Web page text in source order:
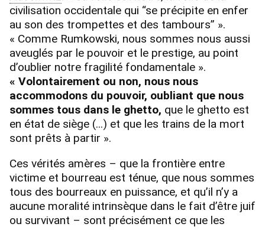
civilisation occidentale qui “se précipite en enfer
au son des trompettes et des tambours” ».
« Comme Rumkowski, nous sommes nous aussi
aveuglés par le pouvoir et le prestige, au point
d’oublier notre fragilité fondamentale ».
« Volontairement ou non, nous nous
accommodons du pouvoir, oubliant que nous
sommes tous dans le ghetto, que le ghetto est
en état de siège (...) et que les trains de la mort
sont prêts à partir ».
Ces vérités amères – que la frontière entre
victime et bourreau est ténue, que nous sommes
tous des bourreaux en puissance, et qu’il n’y a
aucune moralité intrinsèque dans le fait d’être juif
ou survivant – sont précisément ce que les